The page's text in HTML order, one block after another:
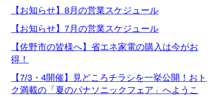
カ
ブ
【お知らせ】8月の営業スケジュール
【お知らせ】7月の営業スケジュール
【佐野市の皆様へ】省エネ家電の購入は今がお
得！
【7/3・4開催】見どころチラシを一挙公開！おト
ク満載の「夏のパナソニックフェア」へようこ